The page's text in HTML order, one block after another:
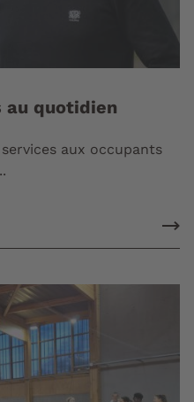
au quotidien
aux occupants